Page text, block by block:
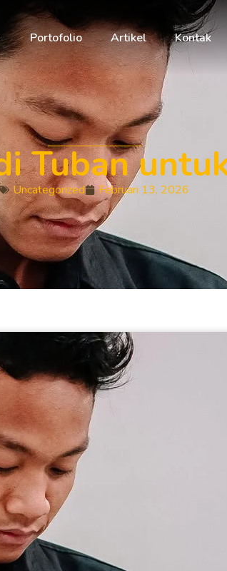
Portofolio Artikel Kontak
Tuban
Uncategorized Februari 13, 2026